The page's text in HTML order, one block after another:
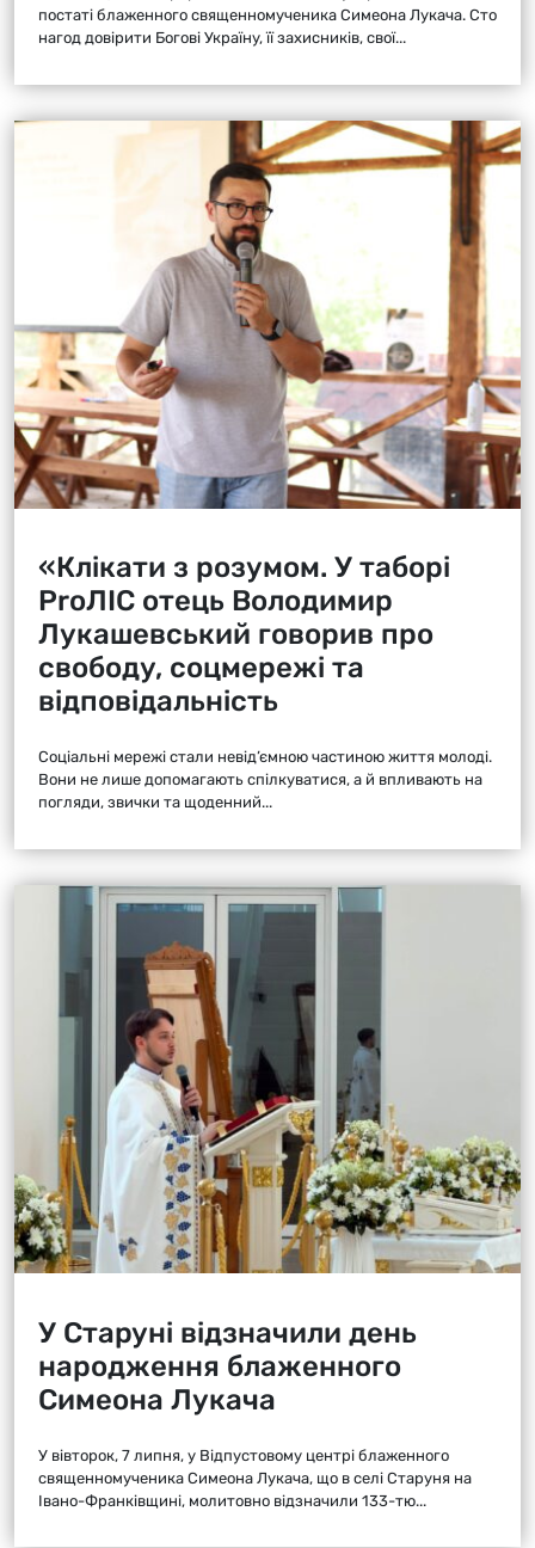
постаті блаженного священномученика Симеона Лукача. Сто
нагод довірити Богові Україну, її захисників, свої...
«Клікати з розумом. У таборі
ProЛІС отець Володимир
Лукашевський говорив про
свободу, соцмережі та
відповідальність
Соціальні мережі стали невід’ємною частиною життя молоді.
Вони не лише допомагають спілкуватися, а й впливають на
погляди, звички та щоденний...
У Старуні відзначили день
народження блаженного
Симеона Лукача
У вівторок, 7 липня, у Відпустовому центрі блаженного
священномученика Симеона Лукача, що в селі Старуня на
Івано-Франківщині, молитовно відзначили 133-тю...